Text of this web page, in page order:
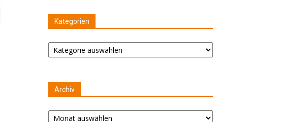
Kategorien
Kategorien
Archiv
Archiv